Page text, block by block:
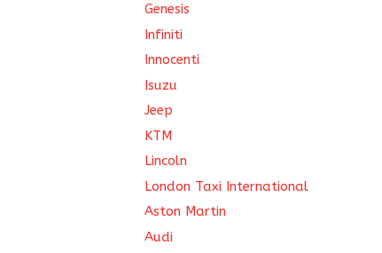
Genesis
Infiniti
Innocenti
Isuzu
Jeep
KTM
Lincoln
London Taxi International
Aston Martin
Audi